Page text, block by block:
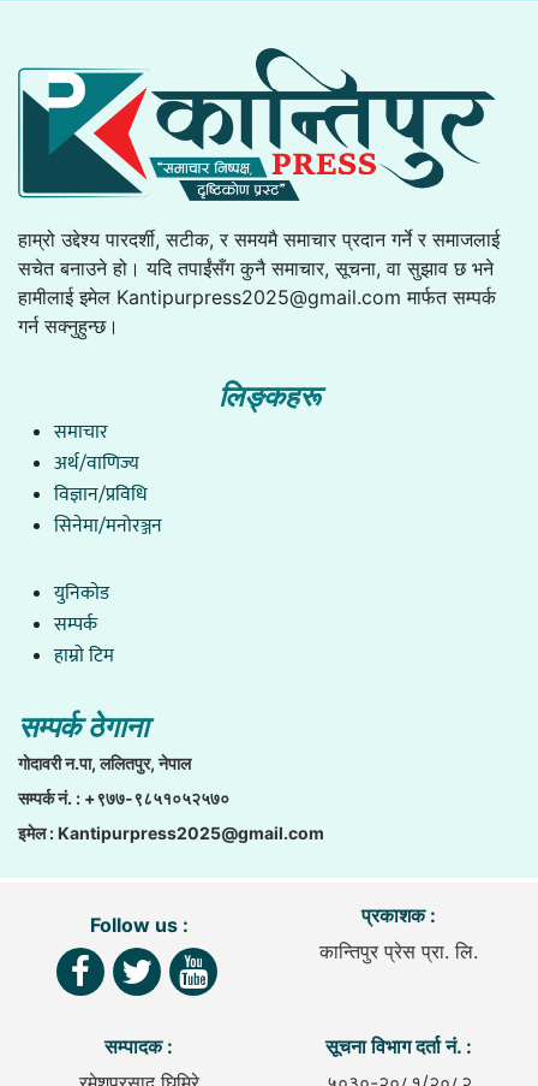
हाम्रो उद्देश्य पारदर्शी, सटीक, र समयमै समाचार प्रदान गर्ने र समाजलाई
सचेत बनाउने हो। यदि तपाईंसँग कुनै समाचार, सूचना, वा सुझाव छ भने
हामीलाई इमेल Kantipurpress2025@gmail.com मार्फत सम्पर्क
गर्न सक्नुहुन्छ।
लिङ्कहरू
समाचार
अर्थ/वाणिज्य
विज्ञान/प्रविधि
सिनेमा/मनोरञ्जन
युनिकाेड
सम्पर्क
हाम्राे टिम
सम्पर्क ठेगाना
गाेदावरी न.पा, ललितपुर, नेपाल
सम्पर्क नं. : +९७७-९८५१०५२५७०
इमेल :Kantipurpress2025@gmail.com
Follow us :
प्रकाशक :
कान्तिपुर प्रेस प्रा. लि.
सम्पादक :
सूचना विभाग दर्ता नं. :